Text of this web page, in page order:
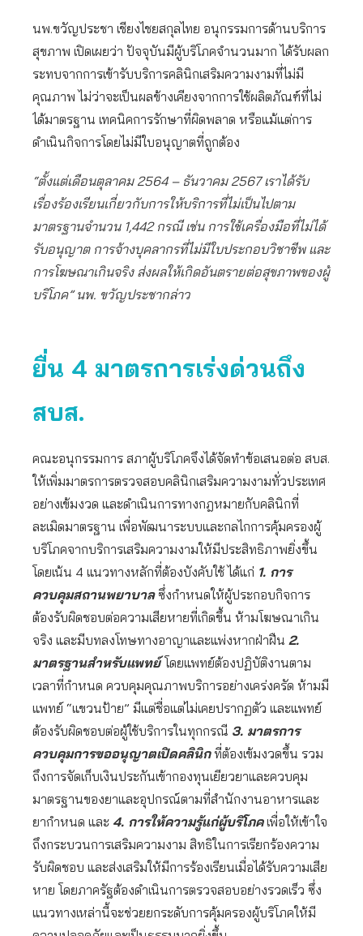
นพ.ขวัญประชา เชียงไชยสกุลไทย อนุกรรมการด้านบริการ
สุขภาพ เปิดเผยว่า ปัจจุบันมีผู้บริโภคจำนวนมาก ได้รับผลก
ระทบจากการเข้ารับบริการคลินิกเสริมความงามที่ไม่มี
คุณภาพ ไม่ว่าจะเป็นผลข้างเคียงจากการใช้ผลิตภัณฑ์ที่ไม่
ได้มาตรฐาน เทคนิคการรักษาที่ผิดพลาด หรือแม้แต่การ
ดำเนินกิจการโดยไม่มีใบอนุญาตที่ถูกต้อง
“ตั้งแต่เดือนตุลาคม 2564 – ธันวาคม 2567 เราได้รับ
เรื่องร้องเรียนเกี่ยวกับการให้บริการที่ไม่เป็นไปตาม
มาตรฐานจำนวน 1,442 กรณี เช่น การใช้เครื่องมือที่ไม่ได้
รับอนุญาต การจ้างบุคลากรที่ไม่มีใบประกอบวิชาชีพ และ
การโฆษณาเกินจริง ส่งผลให้เกิดอันตรายต่อสุขภาพของผู้
บริโภค” นพ. ขวัญประชากล่าว
ยื่น 4 มาตรการเร่งด่วนถึง
สบส.
คณะอนุกรรมการ สภาผู้บริโภคจึงได้จัดทำข้อเสนอต่อ สบส.
ให้เพิ่มมาตรการตรวจสอบคลินิกเสริมความงามทั่วประเทศ
อย่างเข้มงวด และดำเนินการทางกฎหมายกับคลินิกที่
ละเมิดมาตรฐาน เพื่อพัฒนาระบบและกลไกการคุ้มครองผู้
บริโภคจากบริการเสริมความงามให้มีประสิทธิภาพยิ่งขึ้น
โดยเน้น 4 แนวทางหลักที่ต้องบังคับใช้ ได้แก่ 1. การ
ควบคุมสถานพยาบาลซึ่งกำหนดให้ผู้ประกอบกิจการ
ต้องรับผิดชอบต่อความเสียหายที่เกิดขึ้น ห้ามโฆษณาเกิน
จริง และมีบทลงโทษทางอาญาและแพ่งหากฝ่าฝืน 2.
มาตรฐานสำหรับแพทย์โดยแพทย์ต้องปฏิบัติงานตาม
เวลาที่กำหนด ควบคุมคุณภาพบริการอย่างเคร่งครัด ห้ามมี
แพทย์ “แขวนป้าย” มีแต่ชื่อแต่ไม่เคยปรากฏตัว และแพทย์
ต้องรับผิดชอบต่อผู้ใช้บริการในทุกกรณี 3. มาตรการ
ควบคุมการขออนุญาตเปิดคลินิกที่ต้องเข้มงวดขึ้น รวม
ถึงการจัดเก็บเงินประกันเข้ากองทุนเยียวยาและควบคุม
มาตรฐานของยาและอุปกรณ์ตามที่สำนักงานอาหารและ
ยากำหนด และ 4. การให้ความรู้แก่ผู้บริโภคเพื่อให้เข้าใจ
ถึงกระบวนการเสริมความงาม สิทธิในการเรียกร้องความ
รับผิดชอบ และส่งเสริมให้มีการร้องเรียนเมื่อได้รับความเสีย
หาย โดยภาครัฐต้องดำเนินการตรวจสอบอย่างรวดเร็ว ซึ่ง
แนวทางเหล่านี้จะช่วยยกระดับการคุ้มครองผู้บริโภคให้มี